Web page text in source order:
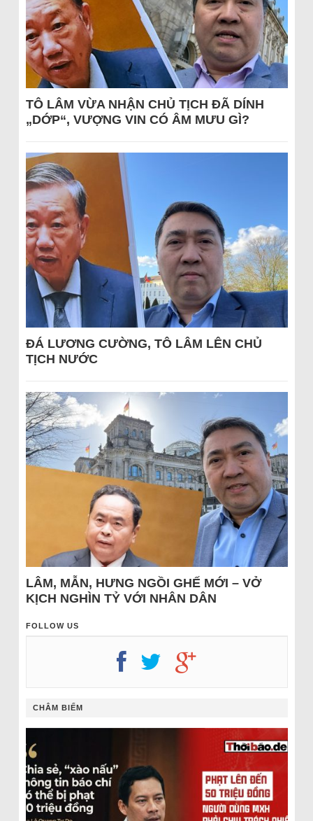
TÔ LÂM VỪA NHẬN CHỦ TỊCH ĐÃ DÍNH
„DỚP“, VƯỢNG VIN CÓ ÂM MƯU GÌ?
ĐÁ LƯƠNG CƯỜNG, TÔ LÂM LÊN CHỦ
TỊCH NƯỚC
LÂM, MẪN, HƯNG NGỒI GHẾ MỚI – VỞ
KỊCH NGHÌN TỶ VỚI NHÂN DÂN
FOLLOW US
CHÂM BIẾM